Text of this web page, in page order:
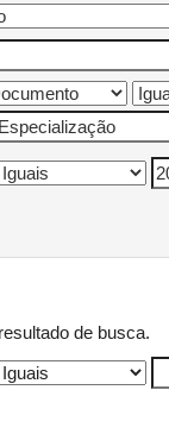
de busca.